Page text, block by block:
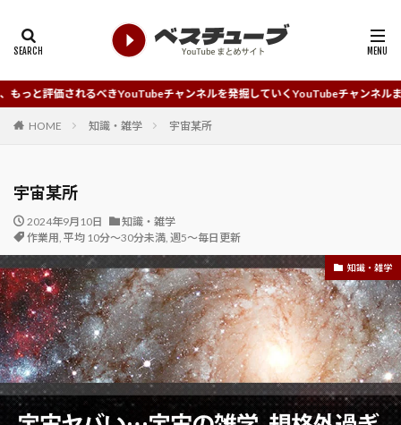
べきYouTubeチャンネルを発掘していくYouTubeチャンネルまとめサイトです
HOME 知識・雑学 宇宙某所
宇宙某所
2024年9月10日
知識・雑学
作業用, 平均 10分～30分未満, 週5～毎日更新
知識・雑学